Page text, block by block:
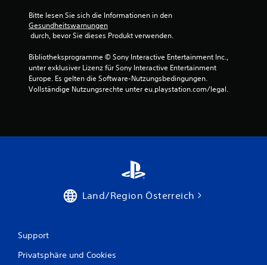
e
Bitte lesen Sie sich die Informationen in den
Gesundheitswarnungen
durch, bevor Sie dieses Produkt verwenden.
Bibliotheksprogramme © Sony Interactive Entertainment Inc.,
unter exklusiver Lizenz für Sony Interactive Entertainment
Europe. Es gelten die Software-Nutzungsbedingungen.
Vollständige Nutzungsrechte unter eu.playstation.com/legal.
Land/Region Österreich
Support
Privatsphäre und Cookies